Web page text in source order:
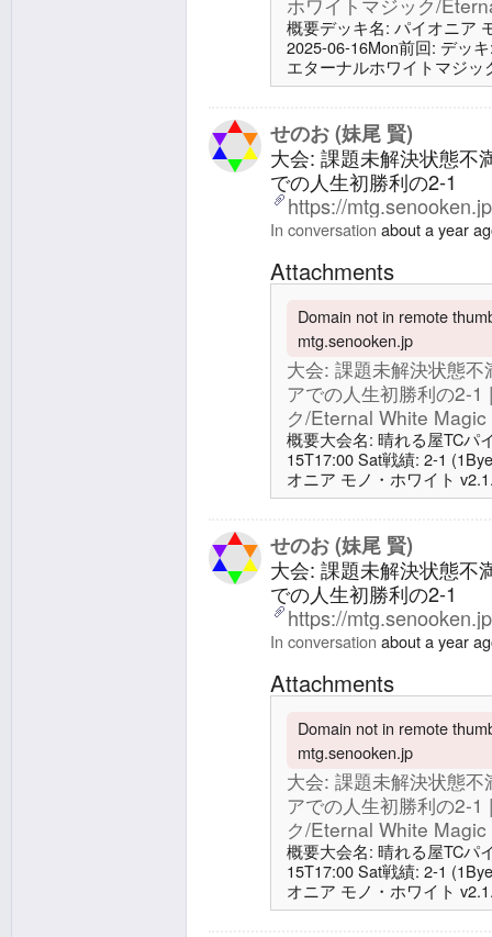
概要デッキ名: パイオニア
2025-06-16Mon前回: デッ
エターナルホワイトマジッ
ド22 土地9 平地4 爆発域4
物4 希望の源、ジア
せのお (妹尾 賢)
大会: 課題未解決状態不
での人生初勝利の2-1
https://
In conversation about a year
Attachments
Domain not in remote
mtg.senooken.jp
大会: 課題未解決状態
アでの人生初勝利の2-
ク/Eternal White Magic
概要大会名: 晴れる屋TCパ
15T17:00 Sat戦績: 2-1
オニア モノ・ホワイト
ク/Eternal White Magic前
ナルホワイトマジック/
北があり、あまり乗
せのお (妹尾 賢)
大会: 課題未解決状態不
での人生初勝利の2-1
https://
In conversation about a year
Attachments
Domain not in remote
mtg.senooken.jp
大会: 課題未解決状態
アでの人生初勝利の2-
ク/Eternal White Magic
概要大会名: 晴れる屋TCパ
15T17:00 Sat戦績: 2-1
オニア モノ・ホワイト
ク/Eternal White Magic前